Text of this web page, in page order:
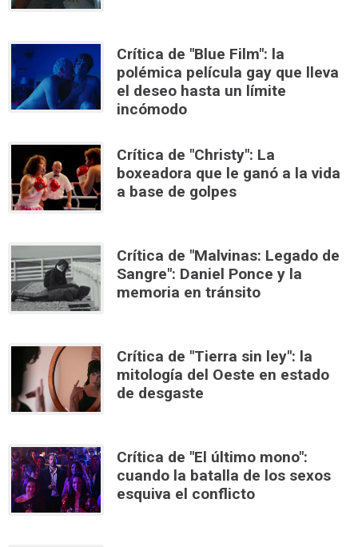
Crítica de "Blue Film": la
polémica película gay que lleva
el deseo hasta un límite
incómodo
Crítica de "Christy": La
boxeadora que le ganó a la vida
a base de golpes
Crítica de "Malvinas: Legado de
Sangre": Daniel Ponce y la
memoria en tránsito
Crítica de "Tierra sin ley": la
mitología del Oeste en estado
de desgaste
Crítica de "El último mono":
cuando la batalla de los sexos
esquiva el conflicto